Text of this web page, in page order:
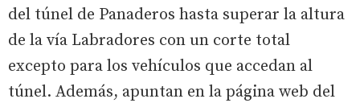
del túnel de Panaderos hasta superar la altura
de la vía Labradores con un corte total
excepto para los vehículos que accedan al
túnel. Además, apuntan en la página web del